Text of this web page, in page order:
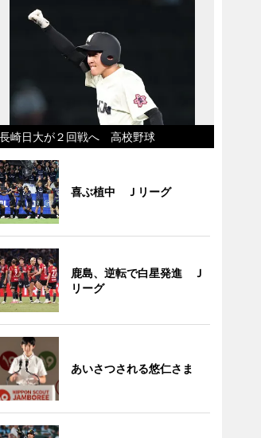
長崎日大が２回戦へ 高校野球
喜ぶ植中 Ｊリーグ
鹿島、逆転で白星発進 Ｊ
リーグ
あいさつされる悠仁さま